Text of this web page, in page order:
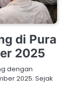
di Pura
2025
dengan
2025. Sejak